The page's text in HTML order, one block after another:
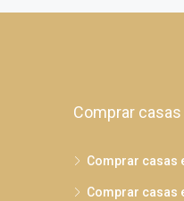
Comprar
Comprar casas
Comprar casas